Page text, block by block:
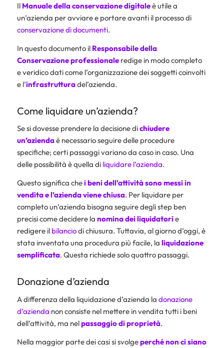
Il Manuale della conservazione digitaleè utile a
un’azienda per avviare e portare avanti il processo di
conservazione di documenti.
In questo documento il Responsabile della
Conservazione professionaleredige in modo completo
e veridico dati come l’organizzazione dei soggetti coinvolti
e l’infrastrutturadel’azienda.
Come liquidare un’azienda?
Se si dovesse prendere la decisione dichiudere
un’aziendaè necessario seguire delle procedure
specifiche; certi passaggi variano da caso in caso. Una
delle possibilità è quella di liquidare l’azienda.
Questo significa chei beni dell’attività sono messi in
vendita e l’azienda viene chiusa. Per liquidare per
completo un’azienda bisogna seguire degli step ben
precisi come decidere la nomina dei liquidatorie
redigere il bilanciodi chiusura. Tuttavia, al giorno d’oggi, è
stata inventata una procedura più facile, la liquidazione
semplificata. Questa richiede solo quattro passaggi.
Donazione d’azienda
A differenza della liquidazione d’azienda la donazione
d’azienda non consiste nel mettere in vendita tutti i beni
dell’attività, ma nelpassaggio di proprietà.
Nella maggior parte dei casi si svolgeperché non ci siano